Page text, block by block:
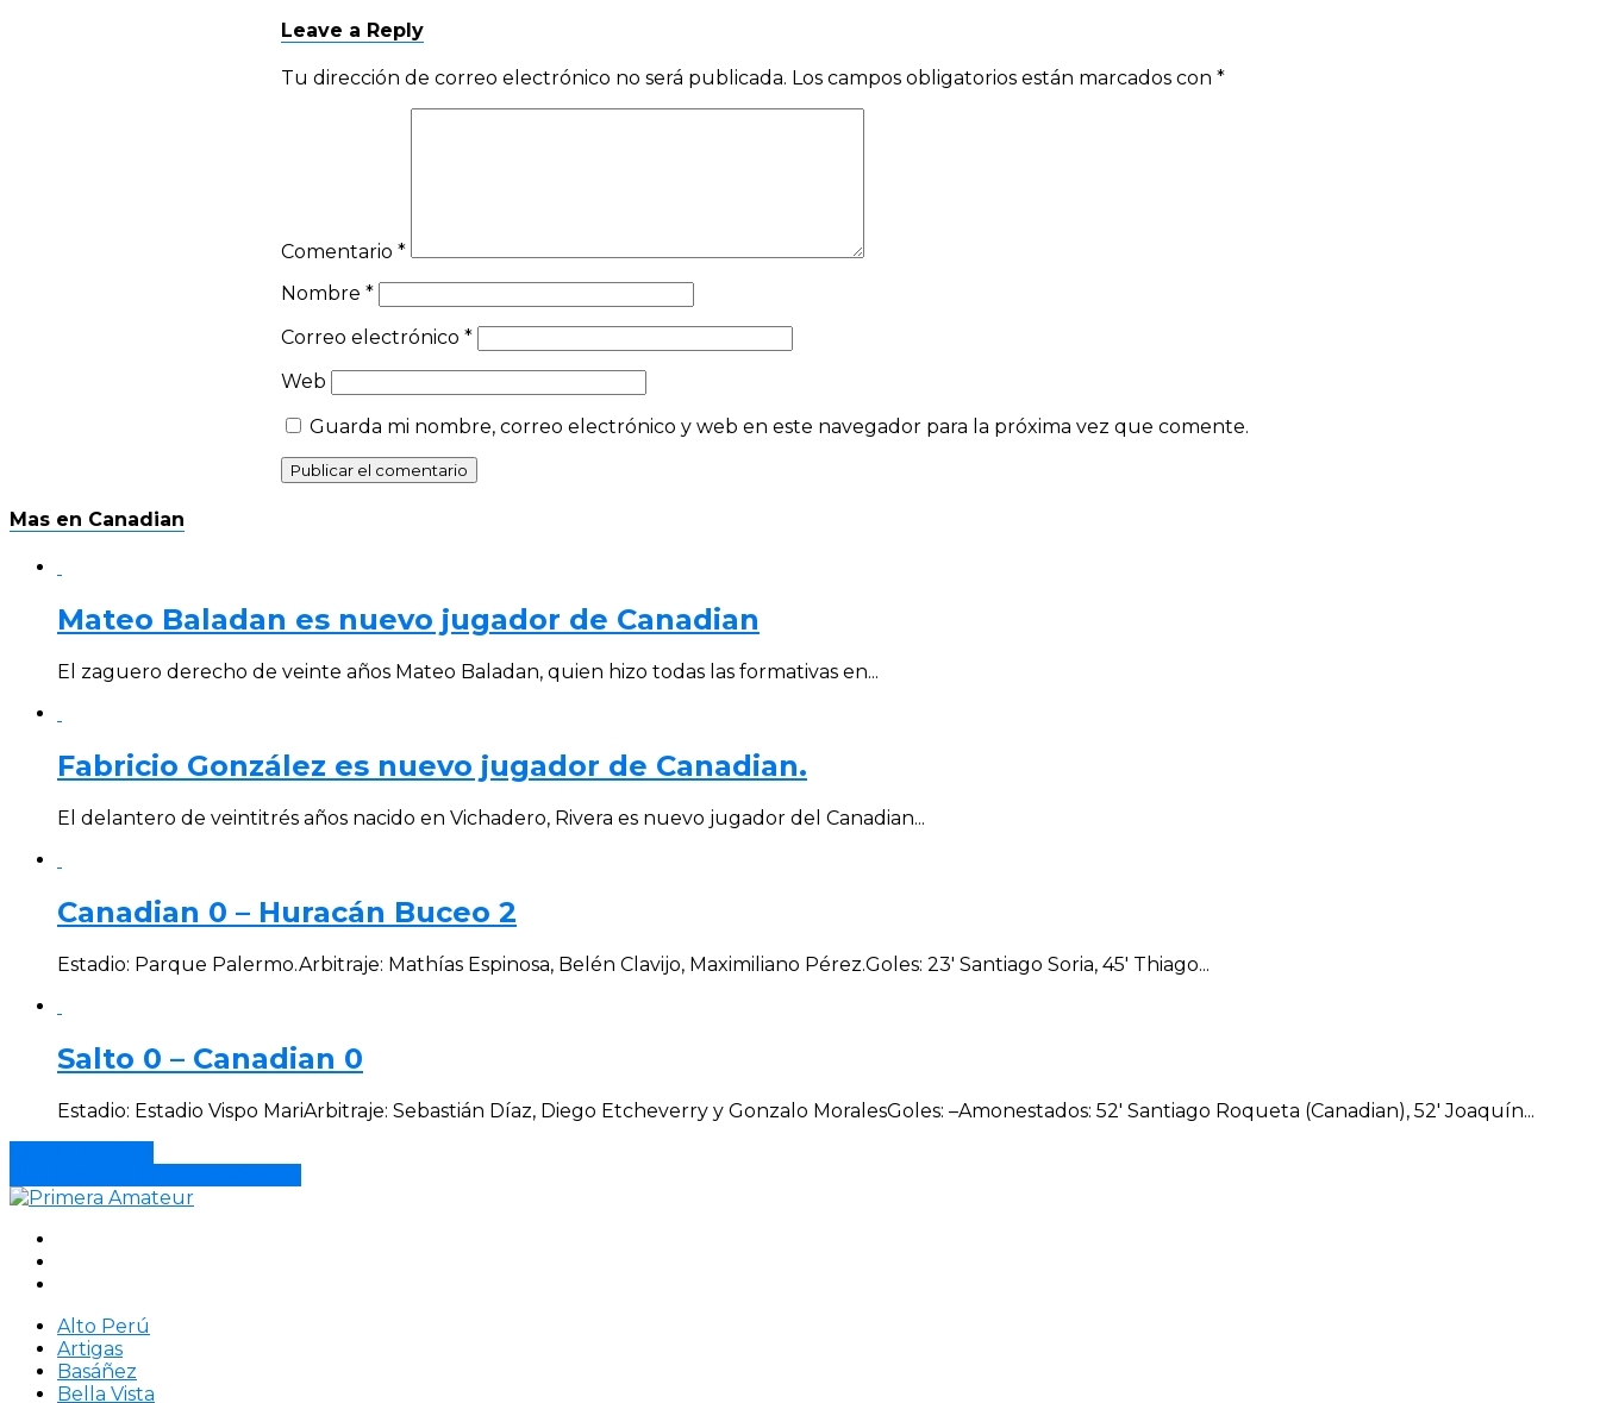
Leave a Reply
Tu dirección de correo electrónico no será publicada. Los campos obligatorios están marcados con *
Comentario *
Nombre *
Correo electrónico *
Web
Guarda mi nombre, correo electrónico y web en este navegador para la próxima vez que comente.
Mas en Canadian
Mateo Baladan es nuevo jugador de Canadian
El zaguero derecho de veinte años Mateo Baladan, quien hizo todas las formativas en...
Fabricio González es nuevo jugador de Canadian.
El delantero de veintitrés años nacido en Vichadero, Rivera es nuevo jugador del Canadian...
Canadian 0 – Huracán Buceo 2
Estadio: Parque Palermo.Arbitraje: Mathías Espinosa, Belén Clavijo, Maximiliano Pérez.Goles: 23′ Santiago Soria, 45′ Thiago...
Salto 0 – Canadian 0
Estadio: Estadio Vispo MariArbitraje: Sebastián Díaz, Diego Etcheverry y Gonzalo MoralesGoles: –Amonestados: 52′ Santiago Roqueta (Canadian), 52′ Joaquín...
Alto Perú
Artigas
Basáñez
Bella Vista